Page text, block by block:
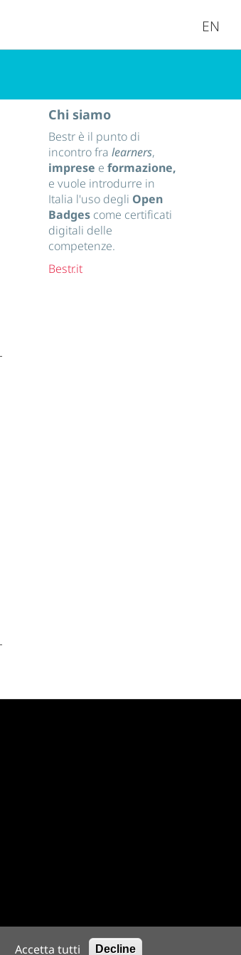
EN
Chi siamo
Bestr è il punto di
incontro fra learners,
imprese e formazione,
e vuole introdurre in
Italia l'uso degli Open
Badges come certificati
digitali delle
competenze.
Bestr.it
Accetta tutti Decline